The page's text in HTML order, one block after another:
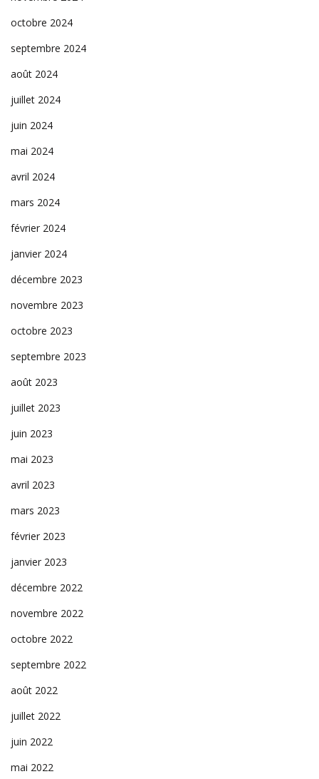
octobre 2024
septembre 2024
août 2024
juillet 2024
juin 2024
mai 2024
avril 2024
mars 2024
février 2024
janvier 2024
décembre 2023
novembre 2023
octobre 2023
septembre 2023
août 2023
juillet 2023
juin 2023
mai 2023
avril 2023
mars 2023
février 2023
janvier 2023
décembre 2022
novembre 2022
octobre 2022
septembre 2022
août 2022
juillet 2022
juin 2022
mai 2022